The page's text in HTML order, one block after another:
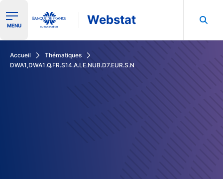
Ouvrir le menu de navigation
MENU Webstat
Accueil
Thématiques
DWA1,DWA1.Q.FR.S14.A.LE.NUB.D7.EUR.S.N